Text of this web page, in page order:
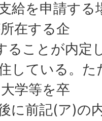
を申請する
在する企
とが内定し
ている。た
学等を卒
記(ア)の内